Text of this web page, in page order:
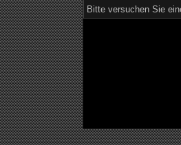
Bitte versuchen Sie